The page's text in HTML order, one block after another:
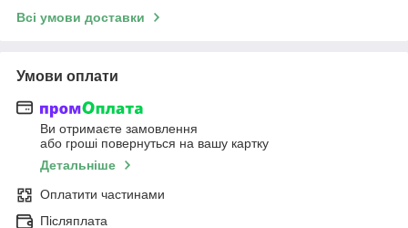
Всі умови доставки
Умови оплати
Ви отримаєте замовлення
або гроші повернуться на вашу картку
Детальніше
Оплатити частинами
Післяплата